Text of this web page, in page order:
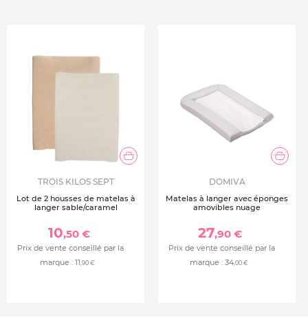
TROIS KILOS SEPT
Lot de 2 housses de matelas à
langer sable/caramel
10,50 €
Prix de vente conseillé par la
marque : 11,90 €
DOMIVA
Matelas à langer avec éponges
amovibles nuage
27,90 €
Prix de vente conseillé par la
marque : 34,00 €